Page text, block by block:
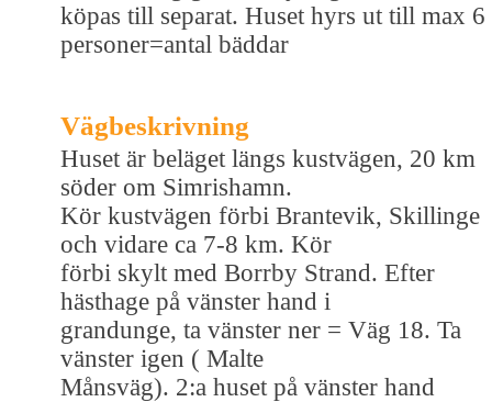
köpas till separat. Huset hyrs ut till max 6
personer=antal bäddar
Vägbeskrivning
Huset är beläget längs kustvägen, 20 km
söder om Simrishamn.
Kör kustvägen förbi Brantevik, Skillinge
och vidare ca 7-8 km. Kör
förbi skylt med Borrby Strand. Efter
hästhage på vänster hand i
grandunge, ta vänster ner = Väg 18. Ta
vänster igen ( Malte
Månsväg). 2:a huset på vänster hand